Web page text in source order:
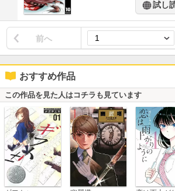
試し
前へ
おすすめ作品
この作品を見た人はコチラも見ています